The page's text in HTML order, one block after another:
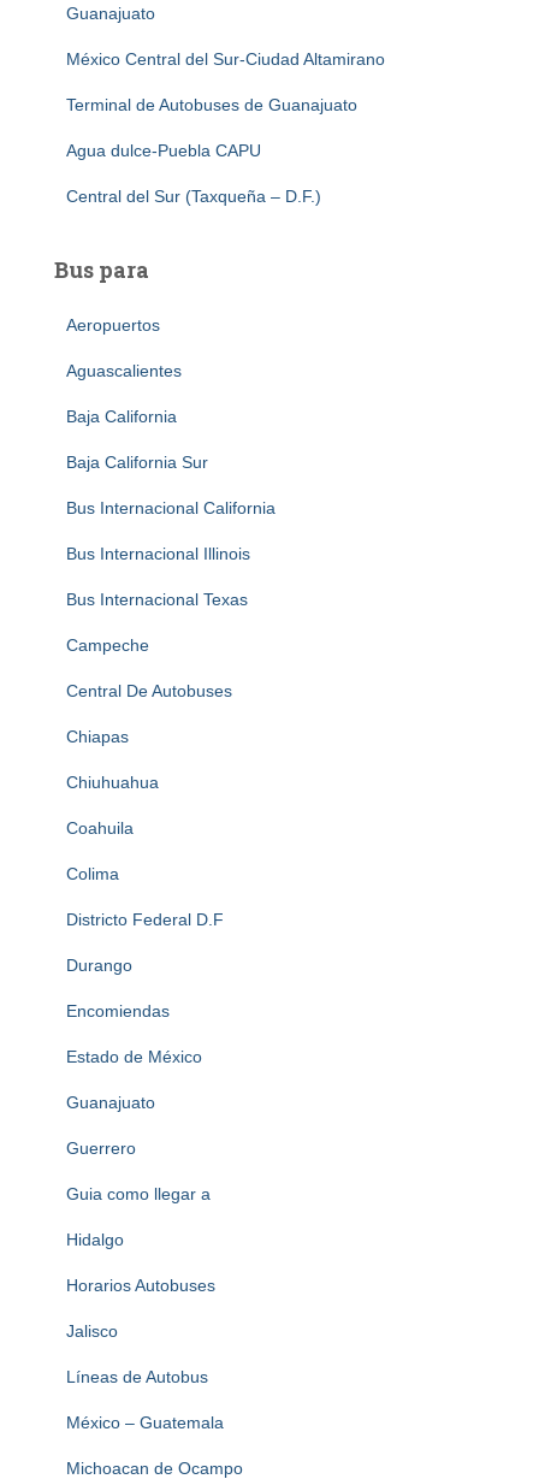
Guanajuato
México Central del Sur-Ciudad Altamirano
Terminal de Autobuses de Guanajuato
Agua dulce-Puebla CAPU
Central del Sur (Taxqueña – D.F.)
Bus para
Aeropuertos
Aguascalientes
Baja California
Baja California Sur
Bus Internacional California
Bus Internacional Illinois
Bus Internacional Texas
Campeche
Central De Autobuses
Chiapas
Chiuhuahua
Coahuila
Colima
Districto Federal D.F
Durango
Encomiendas
Estado de México
Guanajuato
Guerrero
Guia como llegar a
Hidalgo
Horarios Autobuses
Jalisco
Líneas de Autobus
México – Guatemala
Michoacan de Ocampo